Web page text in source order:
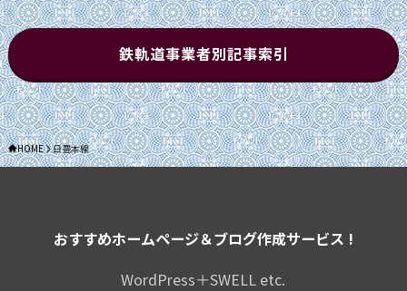
鉄軌道事業者別記事索引
HOME 日豊本線
おすすめホームページ＆ブログ作成サービス !
WordPress＋SWELL etc.